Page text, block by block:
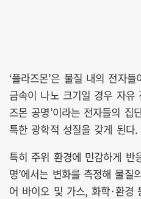
‘플라즈몬’은 물질 내의 전자
금속이 나노 크기일 경우 자유
즈몬 공명’이라는 전자들의
특한 광학적 성질을 갖게 된다.
특히 주위 환경에 민감하게 반
명’에서는 변화를 측정해 물
어 바이오 및 가스, 화학·환경